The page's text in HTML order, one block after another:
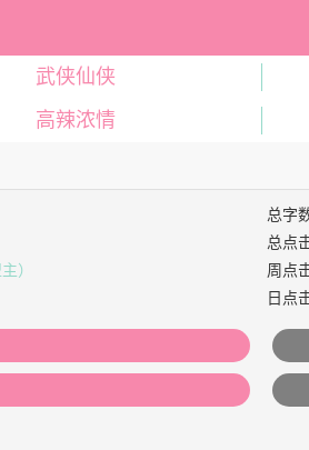
武侠仙侠
高辣浓情
）
总字
总点
周点
日点